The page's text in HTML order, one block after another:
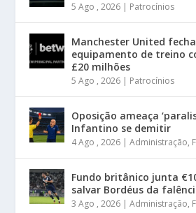
5 Ago , 2026 | Patrocínios
Manchester United
equipamento de treino
£20 milhões
5 Ago , 2026 | Patrocínios
Oposição ameaça
Infantino se demitir
4 Ago , 2026 |Administração,
Fundo britânico junta
salvar Bordéus da
3 Ago , 2026 |Administração,